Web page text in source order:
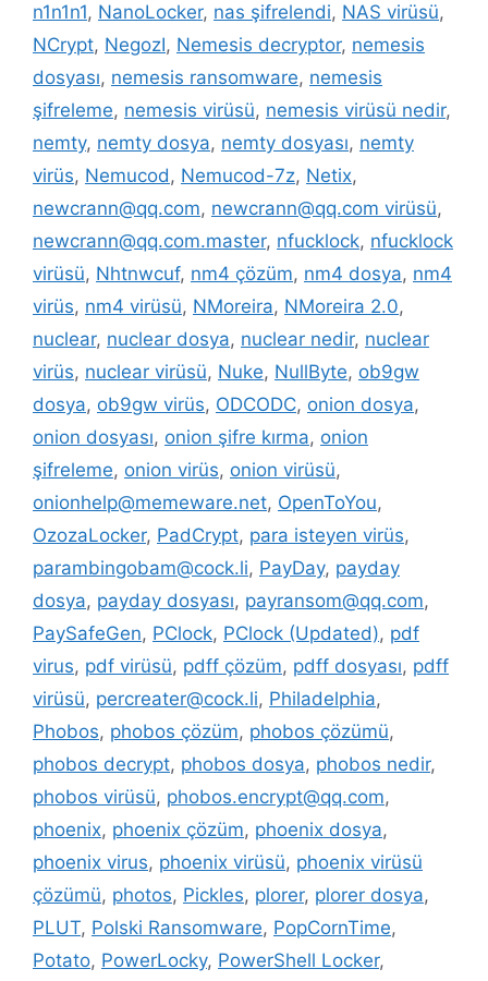
n1n1n1, NanoLocker, nas şifrelendi, NAS virüsü,
NCrypt, NegozI, Nemesis decryptor, nemesis
dosyası, nemesis ransomware, nemesis
şifreleme, nemesis virüsü, nemesis virüsü nedir,
nemty, nemty dosya, nemty dosyası, nemty
virüs, Nemucod, Nemucod-7z, Netix,
newcrann@qq.com, newcrann@qq.com virüsü,
newcrann@qq.com.master, nfucklock, nfucklock
virüsü, Nhtnwcuf, nm4 çözüm, nm4 dosya, nm4
virüs, nm4 virüsü, NMoreira, NMoreira 2.0,
nuclear, nuclear dosya, nuclear nedir, nuclear
virüs, nuclear virüsü, Nuke, NullByte, ob9gw
dosya, ob9gw virüs, ODCODC, onion dosya,
onion dosyası, onion şifre kırma, onion
şifreleme, onion virüs, onion virüsü,
onionhelp@memeware.net, OpenToYou,
OzozaLocker, PadCrypt, para isteyen virüs,
parambingobam@cock.li, PayDay, payday
dosya, payday dosyası, payransom@qq.com,
PaySafeGen, PClock, PClock (Updated), pdf
virus, pdf virüsü, pdff çözüm, pdff dosyası, pdff
virüsü, percreater@cock.li, Philadelphia,
Phobos, phobos çözüm, phobos çözümü,
phobos decrypt, phobos dosya, phobos nedir,
phobos virüsü, phobos.encrypt@qq.com,
phoenix, phoenix çözüm, phoenix dosya,
phoenix virus, phoenix virüsü, phoenix virüsü
çözümü, photos, Pickles, plorer, plorer dosya,
PLUT, Polski Ransomware, PopCornTime,
Potato, PowerLocky, PowerShell Locker,